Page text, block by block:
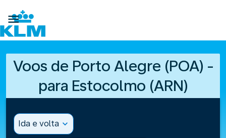

Voos de Porto Alegre (POA) -
para Estocolmo (ARN)
Ida e volta expand_more